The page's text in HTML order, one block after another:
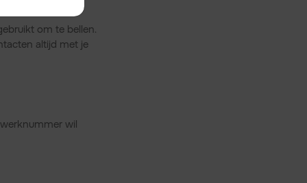
om te bellen.
altijd met je
wil